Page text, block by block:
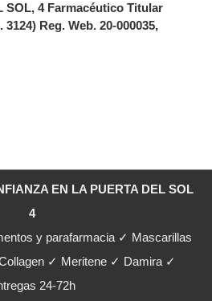
SOL, 4 Farmacéutico Titular
Reg. Web. 20-000035,
EN LA PUERTA DEL SOL
4
y parafarmacia ✓ Mascarillas
✓ Meritene ✓ Damira ✓
24-72h